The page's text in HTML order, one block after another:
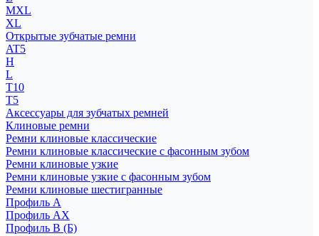
MXL
XL
Открытые зубчатые ремни
AT5
H
L
T10
T5
Аксессуары для зубчатых ремней
Клиновые ремни
Ремни клиновые классические
Ремни клиновые классические с фасонным зубом
Ремни клиновые узкие
Ремни клиновые узкие с фасонным зубом
Ремни клиновые шестигранные
Профиль A
Профиль AX
Профиль B (Б)